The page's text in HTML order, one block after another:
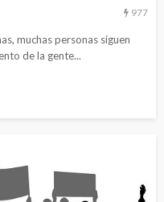
977
muchas personas siguen
de la gente...